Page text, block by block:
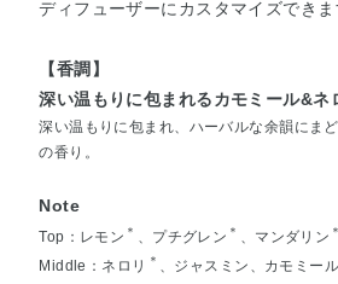
ディフューザーにカスタマイズできま
【香調】
深い温もりに包まれるカモミール&ネ
深い温もりに包まれ、ハーバルな余韻にま
の香り。
Note
Top：レモン ＊ 、プチグレン ＊ 、マンダリン ＊
Middle：ネロリ ＊ 、ジャスミン、カモミール